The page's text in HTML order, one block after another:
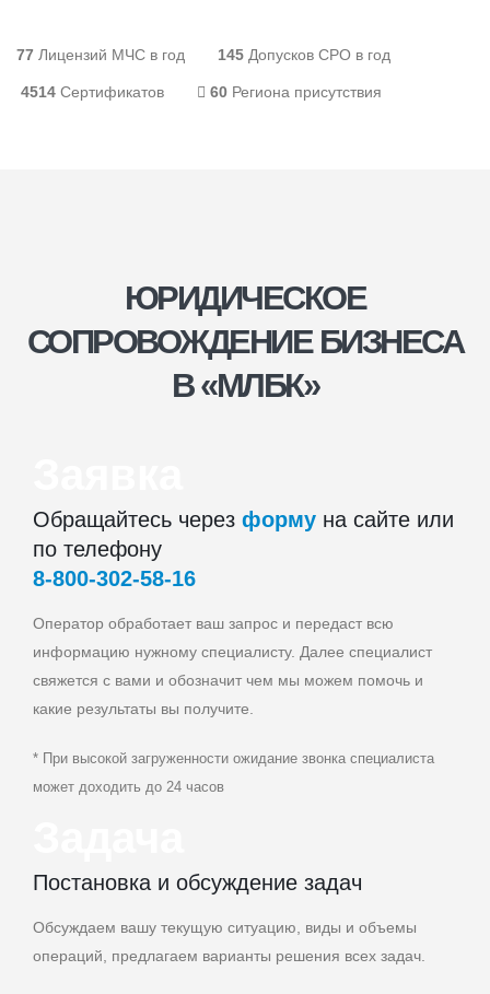
80+ Лицензий МЧС в год 150+ Допусков СРО в год
4670 Сертификатов 62 Региона присутствия
ЮРИДИЧЕСКОЕ
СОПРОВОЖДЕНИЕ БИЗНЕСА
В «МЛБК»
Обращайтесь через форму на сайте или
по телефону
8‑800‑302‑58‑16
Оператор обработает ваш запрос и передаст всю
информацию нужному специалисту. Далее специалист
свяжется с вами и обозначит чем мы можем помочь и
какие результаты вы получите.
* При высокой загруженности ожидание звонка специалиста
может доходить до 24 часов
Постановка и обсуждение задач
Обсуждаем вашу текущую ситуацию, виды и объемы
операций, предлагаем варианты решения всех задач.